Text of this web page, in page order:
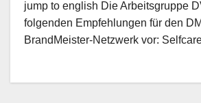
jump to english Die Arbeitsgruppe
folgenden Empfehlungen für den
BrandMeister-Netzwerk vor: